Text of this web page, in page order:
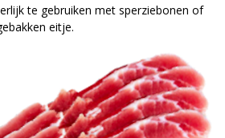
te gebruiken met sperziebonen of
eitje.